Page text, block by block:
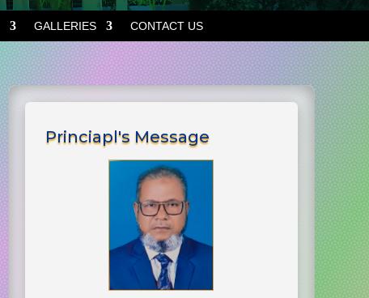
GALLERIES CONTACT US
Princiapl's Message